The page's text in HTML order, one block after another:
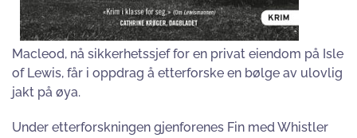
Macleod, nå sikkerhetssjef for en privat eiendom på Isle
of Lewis, får i oppdrag å etterforske en bølge av ulovlig
jakt på øya.
Under etterforskningen gjenforenes Fin med Whistler